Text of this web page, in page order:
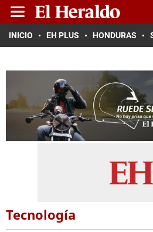
INICIO EH PLUS HONDURAS
Tecnología